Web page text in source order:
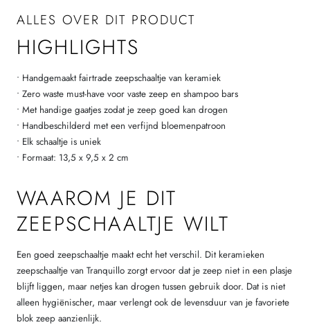
ALLES OVER DIT PRODUCT
HIGHLIGHTS
• Handgemaakt fairtrade zeepschaaltje van keramiek
• Zero waste must-have voor vaste zeep en shampoo bars
• Met handige gaatjes zodat je zeep goed kan drogen
• Handbeschilderd met een verfijnd bloemenpatroon
• Elk schaaltje is uniek
• Formaat: 13,5 x 9,5 x 2 cm
WAAROM JE DIT
ZEEPSCHAALTJE WILT
Een goed zeepschaaltje maakt echt het verschil. Dit keramieken
zeepschaaltje van Tranquillo zorgt ervoor dat je zeep niet in een plasje
blijft liggen, maar netjes kan drogen tussen gebruik door. Dat is niet
alleen hygiënischer, maar verlengt ook de levensduur van je favoriete
blok zeep aanzienlijk.